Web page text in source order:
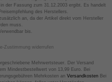
der Fassung zum 31.12.2003 ergibt. Es handelt
des Herstellers.
an, da der Artikel direkt vom Hersteller
muss.
bis.
Zustimmung widerrufen
Mehrwertsteuer. Der Versand
Mindestbestellwert von 13,99 Euro. Bei
Mehrkosten an VersandkostenBei